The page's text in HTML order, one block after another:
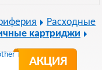
Расходные
картриджи
АКЦИЯ